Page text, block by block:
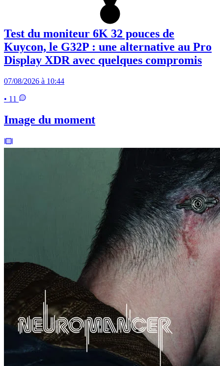
Test du moniteur 6K 32 pouces de
Kuycon, le G32P : une alternative au Pro
Display XDR avec quelques compromis
07/08/2026 à 10:44
• 11
Image du moment